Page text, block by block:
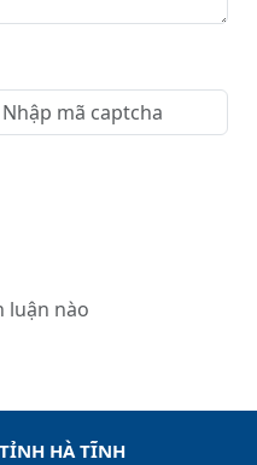
luận nào
HÀ TĨNH